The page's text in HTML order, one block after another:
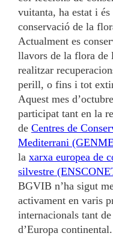
vuitanta, ha estat i
conservació de la
Actualment es
llavors de la flora de
realitzar
perill, o fins i tot
Aquest mes
participat tant en la
de Centres de
Mediterrani
la xarxa europea de
silvestre
BGVIB n’ha sigut
activament en varis
internacionals tant
d’Europa continental.